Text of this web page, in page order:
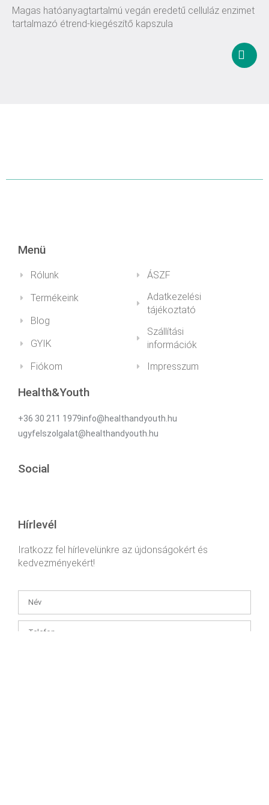
Magas hatóanyagtartalmú vegán eredetű celluláz enzimet
tartalmazó étrend-kiegészítő kapszula
Menü
Rólunk
Termékeink
Blog
GYIK
Fiókom
ÁSZF
Adatkezelési
tájékoztató
Szállítási
információk
Impresszum
Health&Youth
+36 30 211 1979info@healthandyouth.hu
ugyfelszolgalat@healthandyouth.hu
Social
Hírlevél
Iratkozz fel hírlevelünkre az újdonságokért és
kedvezményekért!